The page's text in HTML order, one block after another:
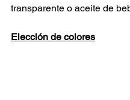
transparente o aceite de
Elección de colores